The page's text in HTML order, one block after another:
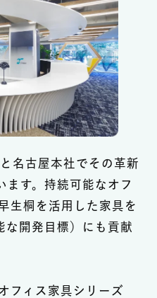
名古屋本社でその革新
ます。持続可能なオフ
生桐を活用した家具を
な開発目標）にも貢献
フィス家具シリーズ